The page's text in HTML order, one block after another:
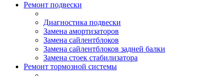
Ремонт подвески
Диагностика подвески
Замена амортизаторов
Замена сайлентблоков
Замена сайлентблоков задней балки
Замена стоек стабилизатора
Ремонт тормозной системы